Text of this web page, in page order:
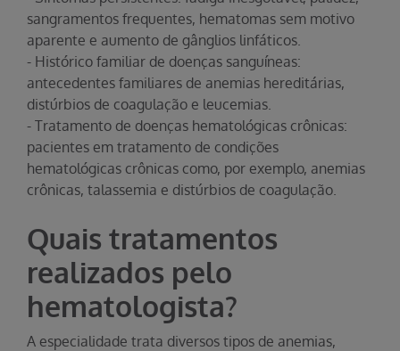
sangramentos frequentes, hematomas sem motivo
aparente e aumento de gânglios linfáticos.
- Histórico familiar de doenças sanguíneas:
antecedentes familiares de anemias hereditárias,
distúrbios de coagulação e leucemias.
- Tratamento de doenças hematológicas crônicas:
pacientes em tratamento de condições
hematológicas crônicas como, por exemplo, anemias
crônicas, talassemia e distúrbios de coagulação.
Quais tratamentos
realizados pelo
hematologista?
A especialidade trata diversos tipos de anemias,